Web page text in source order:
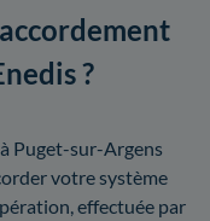
?
Puget-sur-Argens
votre système
effectuée par